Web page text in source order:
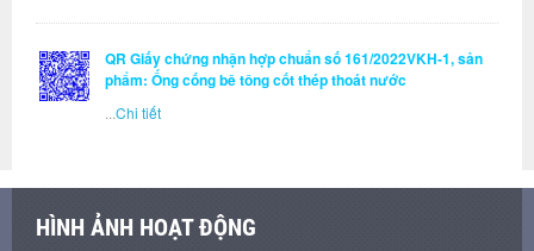
QR Giấy chứng nhận hợp chuẩn số 161/2022VKH-1, sản
phẩm: Ống cống bê tông cốt thép thoát nước
Chi tiết
HÌNH ẢNH HOẠT ĐỘNG